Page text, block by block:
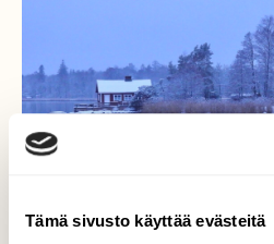
Tämä sivusto käyttää evästeitä